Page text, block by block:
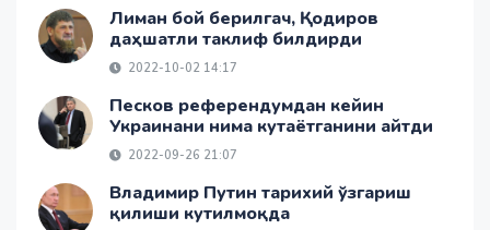
Лиман бой берилгач, Қодиров
даҳшатли таклиф билдирди
2022-10-02 14:17
Песков референдумдан кейин
Украинани нима кутаётганини айтди
2022-09-26 21:07
Владимир Путин тарихий ўзгариш
қилиши кутилмоқда